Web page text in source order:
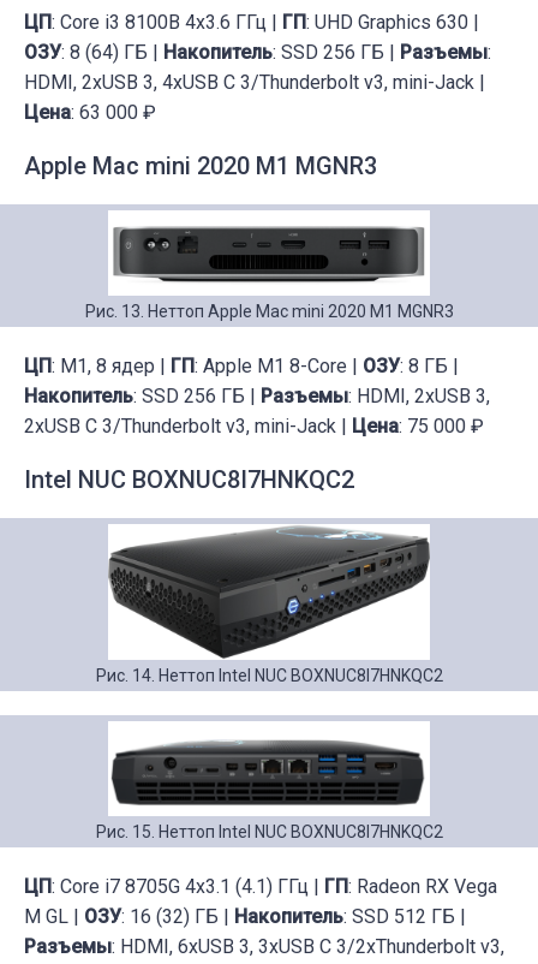
ЦП: Core i3 8100B 4x3.6 ГГц | ГП: UHD Graphics 630 |
ОЗУ: 8 (64) ГБ | Накопитель: SSD 256 ГБ | Разъемы:
HDMI, 2xUSB 3, 4xUSB C 3/Thunderbolt v3, mini-Jack |
Цена: 63 000 ₽
Apple Mac mini 2020 M1 MGNR3
Рис. 13. Неттоп Apple Mac mini 2020 M1 MGNR3
ЦП: M1, 8 ядер | ГП: Apple M1 8-Core | ОЗУ: 8 ГБ |
Накопитель: SSD 256 ГБ | Разъемы: HDMI, 2xUSB 3,
2xUSB C 3/Thunderbolt v3, mini-Jack | Цена: 75 000 ₽
Intel NUC BOXNUC8I7HNKQC2
Рис. 14. Неттоп Intel NUC BOXNUC8I7HNKQC2
Рис. 15. Неттоп Intel NUC BOXNUC8I7HNKQC2
ЦП: Core i7 8705G 4x3.1 (4.1) ГГц | ГП: Radeon RX Vega
M GL | ОЗУ: 16 (32) ГБ | Накопитель: SSD 512 ГБ |
Разъемы: HDMI, 6xUSB 3, 3xUSB C 3/2xThunderbolt v3,